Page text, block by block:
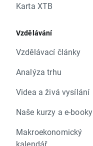
Karta XTB
Vzdělávání
Vzdělávací články
Analýza trhu
Videa a živá vysílání
Naše kurzy a e-booky
Makroekonomický
kalendář